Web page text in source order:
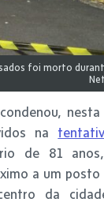
foi morto
na
de 81
a um posto
da